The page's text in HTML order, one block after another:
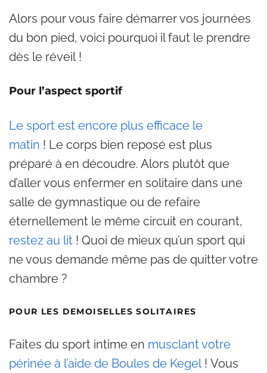
Alors pour vous faire démarrer vos journées
du bon pied, voici pourquoi il faut le prendre
dès le réveil !
Pour l’aspect sportif
Le sport est encore plus efficace le
matin ! Le corps bien reposé est plus
préparé à en découdre. Alors plutôt que
d’aller vous enfermer en solitaire dans une
salle de gymnastique ou de refaire
éternellement le même circuit en courant,
restez au lit ! Quoi de mieux qu’un sport qui
ne vous demande même pas de quitter votre
chambre ?
POUR LES DEMOISELLES SOLITAIRES
Faites du sport intime en musclant votre
périnée à l’aide de Boules de Kegel! Vous